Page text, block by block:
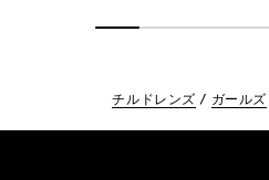
チルドレンズ ガールズ